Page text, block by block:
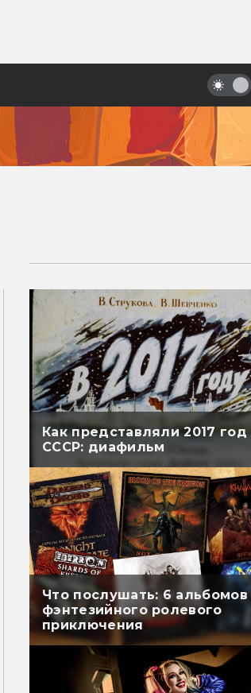
главное
Как представляли 2017 год
СССР: диафильм
Что послушать: 6
фэнтезийного ролевого
приключения